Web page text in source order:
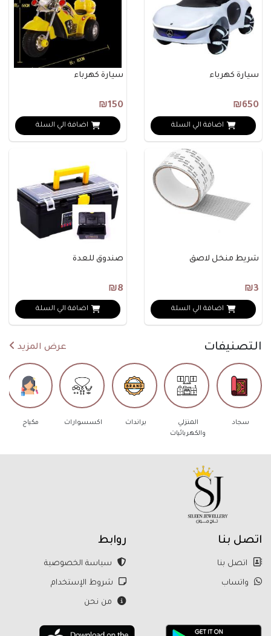
سيارة كهرباء
₪650
اضافة الي السلة
سيارة كهرباء
₪150
اضافة الي السلة
شريط منخل لاصق
₪3
اضافة الي السلة
صندوق للعدة
₪8
اضافة الي السلة
التصنيفات عرض المزيد
والكهربائيات
اكسسوارات مكياج
اتصل بنا
اتصل بنا
واتساب
روابط
سياسة الخصوصية
شروط الإستخدام
من نحن